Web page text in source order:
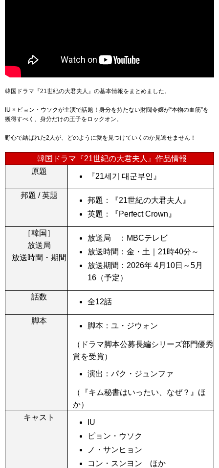
韓国ドラマ『21世紀の大君夫人』の基本情報をまとめました。
IU × ピョン・ウソクが主演で話題！身分を持たない財閥令嬢が“本物の血筋”を
獲得すべく、身分だけの王子をロックオン。
野心で結ばれた2人が、どのように愛を見つけていくのか見逃せません！
韓国ドラマ『21世紀の大君夫人』作品情報
原題
『21세기 대군부인』
邦題 / 英題
邦題：『21世紀の大君夫人』
英題：『Perfect Crown』
［韓国］
放送局
放送時間・期間
放送局 ：MBCテレビ
放送時間：金・土｜21時40分～
放送期間：2026年 4月10日～5月
16（予定）
話数
全12話
脚本
脚本：ユ・ジウォン
（ドラマ脚本公募長編シリーズ部門優秀
賞を受賞）
演出：パク・ジュンファ
（『キム秘書はいったい、なぜ？』ほ
か）
キャスト
IU
ピョン・ウソク
ノ・サンヒョン
コン・スンヨン ほか